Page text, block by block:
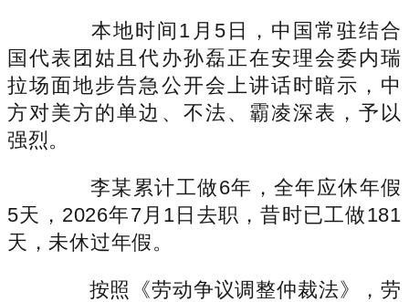
本地时间1月5日，中国常驻结合
国代表团姑且代办孙磊正在安理会委内瑞
拉场面地步告急公开会上讲话时暗示，中
方对美方的单边、不法、霸凌深表，予以
强烈。
李某累计工做6年，全年应休年假
5天，2026年7月1日去职，昔时已工做181
天，未休过年假。
按照《劳动争议调整仲裁法》，劳